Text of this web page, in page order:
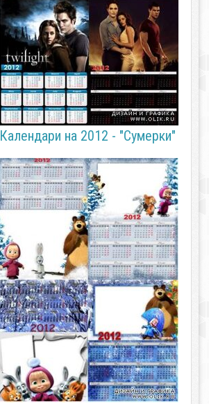
Календари на 2012 - "Сумерки"